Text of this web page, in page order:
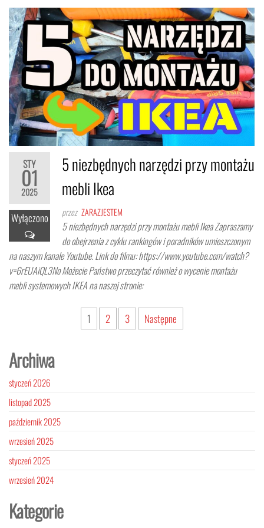
STY
01
2025
Wyłączono
5 niezbędnych narzędzi przy montażu
mebli Ikea
przez ZARAZJESTEM
5 niezbędnych narzędzi przy montażu mebli Ikea Zapraszamy
do obejrzenia z cyklu rankingów i poradników umieszczonym
na naszym kanale Youtube. Link do filmu: https://www.youtube.com/watch?
v=6rEUAiQL3No Możecie Państwo przeczytać również o wycenie montażu
mebli systemowych IKEA na naszej stronie:
Stronicowanie1 2 3 Następne
Archiwa
styczeń 2026
listopad 2025
październik 2025
wrzesień 2025
styczeń 2025
wrzesień 2024
Kategorie